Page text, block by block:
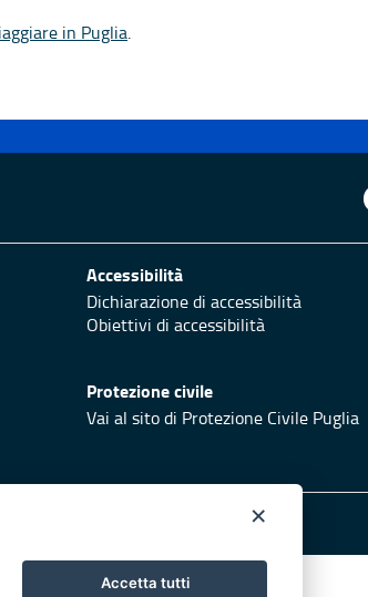
in Puglia.
Accessibilità
Dichiarazione di accessibilità
Obiettivi di accessibilità
Protezione civile
Vai al sito di Protezione Civile Puglia
×
Accetta tutti